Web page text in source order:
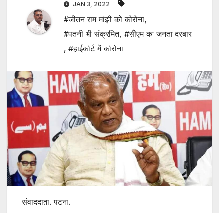
JAN 3, 2022
#जीतन राम मांझी को कोरोना,
#पतनी भी संक्रमित, #सीेएम का जनता दरबार
, #हाईकोर्ट में कोरोना
संवाददाता. पटना.